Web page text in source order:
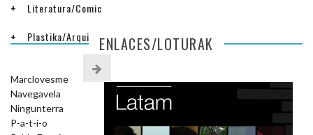
Literatura/Comic
Plastika/ArquitecturaENLACES/LOTURAK
Marclovesme
Navegavela
Ningunterra
P-a-t-i-o